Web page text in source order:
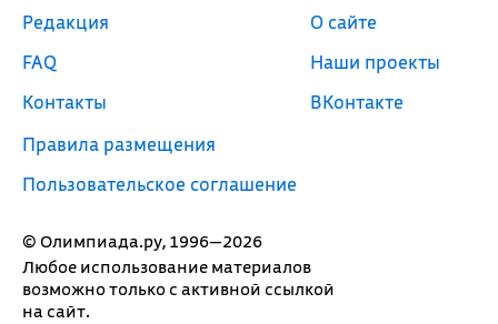
© Олимпиада.ру, 1996—2026
Любое использование материалов
возможно только с активной ссылкой
на сайт.
Редакция
FAQ
Контакты
Правила размещения
Пользовательское соглашение
О сайте
Наши проекты
ВКонтакте